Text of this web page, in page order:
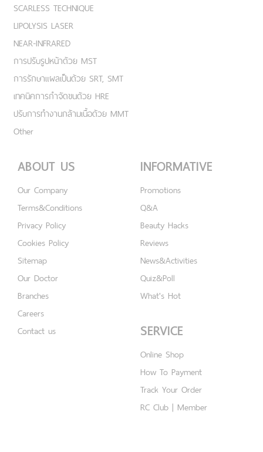
SCARLESS TECHNIQUE
LIPOLYSIS LASER
NEAR-INFRARED
การปรับรูปหน้าด้วย MST
การรักษาแผลเป็นด้วย SRT, SMT
เทคนิคการกำจัดขนด้วย HRE
ปรับการทำงานกล้ามเนื้อด้วย MMT
Other
ABOUT US
Our Company
Terms&Conditions
Privacy Policy
Cookies Policy
Sitemap
Our Doctor
Branches
Careers
Contact us
INFORMATIVE
Promotions
Q&A
Beauty Hacks
Reviews
News&Activities
Quiz&Poll
What's Hot
SERVICE
Online Shop
How To Payment
Track Your Order
RC Club | Member